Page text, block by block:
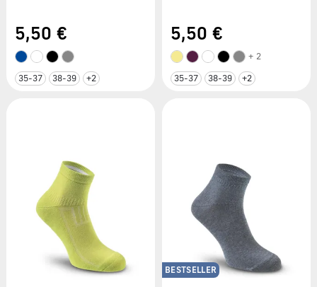
5,50 €
35-37 38-39 +2
5,50 €
+ 2
35-37 38-39 +2
BESTSELLER